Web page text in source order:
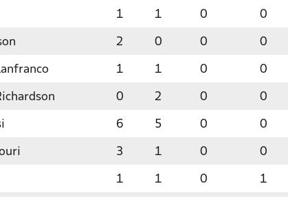
1 1 0 0
2 0 0 0
1 1 0 0
0 2 0 0
6 5 0 0
3 1 0 0
1 1 0 1